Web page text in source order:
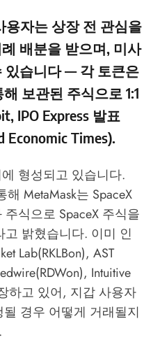
용자는 상장 전 관심을
배분을 받으며, 미사
있습니다 — 각 토큰은
보관된 주식으로 1:1
IPO Express 발표
Economic Times).
형성되고 있습니다.
해 MetaMask는 SpaceX
식으로 SpaceX 주식을
밝혔습니다. 이미 인
Lab(RKLBon), AST
Intuitive
하고 있어, 지갑 사용자
경우 어떻게 거래될지